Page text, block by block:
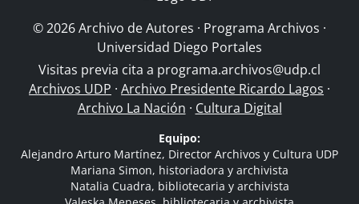
© 2026 Archivo de Autores · Programa Archivos ·
Universidad Diego Portales
Visitas previa cita a programa.archivos@udp.cl
Archivos UDP · Archivo Presidente Ricardo Lagos ·
Archivo La Nación · Cultura Digital
Equipo:
Alejandro Arturo Martínez, Director Archivos y Cultura UDP
Mariana Simon, historiadora y archivista
Natalia Cuadra, bibliotecaria y archivista